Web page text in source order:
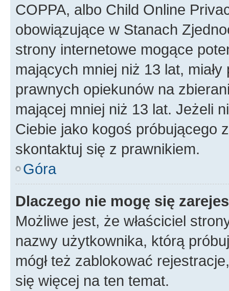
COPPA, albo Child Online
obowiązujące w Stanach
strony internetowe mogące
mających mniej niż 13 lat,
prawnych opiekunów na
mającej mniej niż 13 lat. Jeżeli
Ciebie jako kogoś próbującego
skontaktuj się z prawnikiem.
Góra
Dlaczego nie mogę się
Możliwe jest, że właściciel
nazwy użytkownika, którą
mógł też zablokować
się więcej na ten temat.